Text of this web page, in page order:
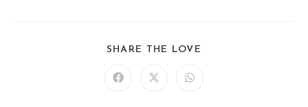
SHARE THE LOVE
Opens Opens Opens